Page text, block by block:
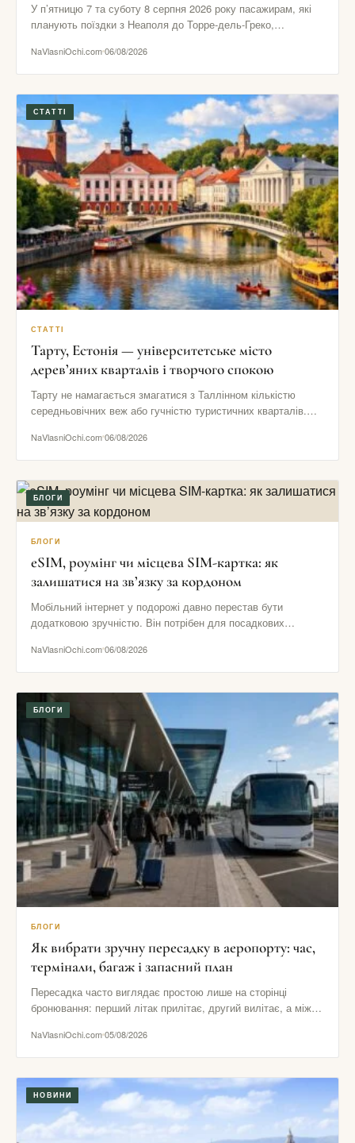
У п’ятницю 7 та суботу 8 серпня 2026 року пасажирам, які
планують поїздки з Неаполя до Торре-дель-Греко,
NaVlasniOchi.com06/08/2026
СТАТТІ
СТАТТІ
Тарту, Естонія — університетське місто
дерев’яних кварталів і творчого спокою
Тарту не намагається змагатися з Таллінном кількістю
середньовічних веж або гучністю туристичних кварталів.
NaVlasniOchi.com06/08/2026
БЛОГИ
БЛОГИ
eSIM, роумінг чи місцева SIM-картка: як
залишатися на зв’язку за кордоном
Мобільний інтернет у подорожі давно перестав бути
додатковою зручністю. Він потрібен для посадкових
NaVlasniOchi.com06/08/2026
БЛОГИ
БЛОГИ
Як вибрати зручну пересадку в аеропорту: час,
термінали, багаж і запасний план
Пересадка часто виглядає простою лише на сторінці
бронювання: перший літак прилітає, другий вилітає, а між
NaVlasniOchi.com05/08/2026
НОВИНИ